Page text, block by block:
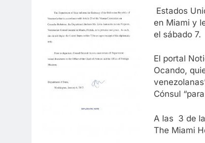
Estados
en Miami y
el sábado 7.
El portal
Ocando,
Cónsul
A las 3 de
The Miami